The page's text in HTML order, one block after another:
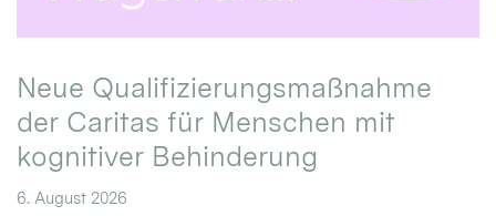
Neue Qualifizierungsmaßnahme
der Caritas für Menschen mit
kognitiver Behinderung
6. August 2026